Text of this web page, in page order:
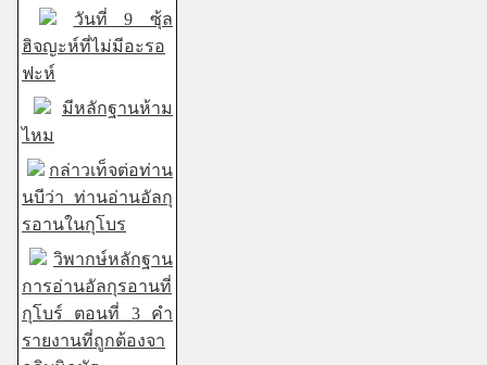
วันที่ 9 ซุ้ล
ฮิจญะห์ที่ไม่มีอะรอ
ฟะห์
มีหลักฐานห้าม
ไหม
กล่าวเท็จต่อท่าน
นบีว่า ท่านอ่านอัลกุ
รอานในกุโบร
วิพากษ์หลักฐาน
การอ่านอัลกุรอานที่
กุโบร์ ตอนที่ 3 คำ
รายงานที่ถูกต้องจา